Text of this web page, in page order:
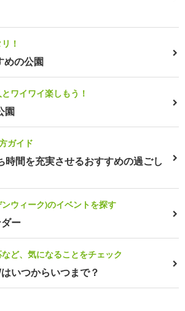
！
めの公園
ワイワイ楽しもう！
園
ガイド
時間を充実させるおすすめの過ごし
ウィーク)のイベントを探す
ー
ど、気になることをチェック
いつからいつまで？